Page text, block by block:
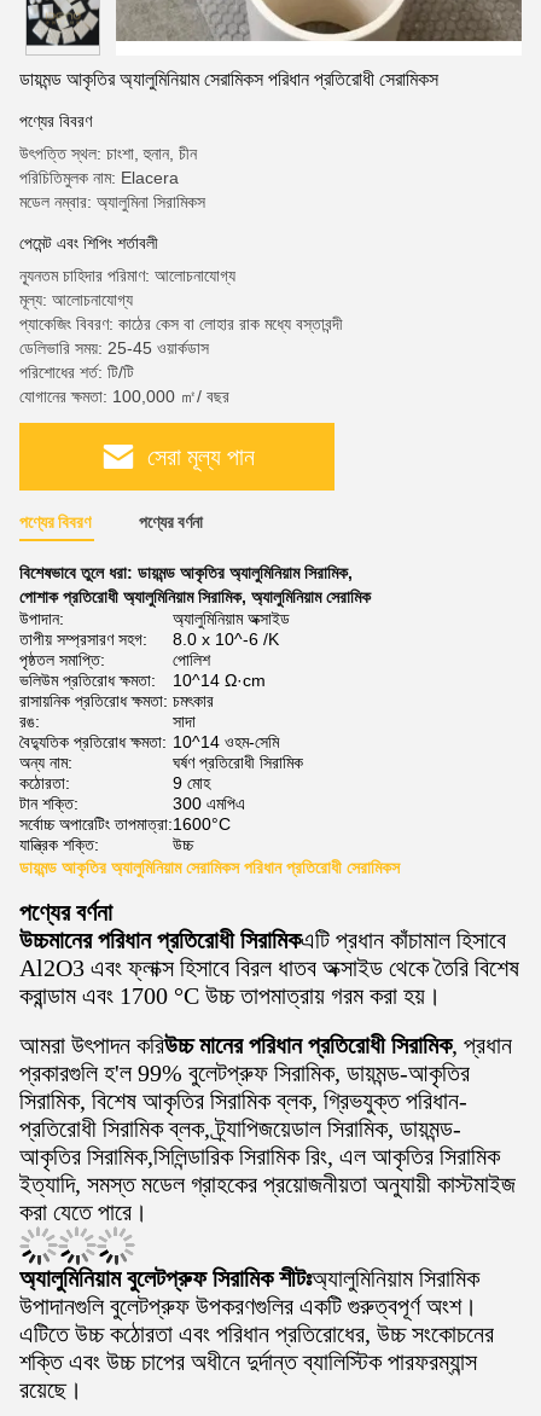
ডায়মন্ড আকৃতির অ্যালুমিনিয়াম সেরামিকস পরিধান প্রতিরোধী সেরামিকস
পণ্যের বিবরণ
উৎপত্তি স্থল: চাংশা, হুনান, চীন
পরিচিতিমুলক নাম: Elacera
মডেল নম্বার: অ্যালুমিনা সিরামিকস
পেমেন্ট এবং শিপিং শর্তাবলী
ন্যূনতম চাহিদার পরিমাণ: আলোচনাযোগ্য
মূল্য: আলোচনাযোগ্য
প্যাকেজিং বিবরণ: কাঠের কেস বা লোহার রাক মধ্যে বস্তাবন্দী
ডেলিভারি সময়: 25-45 ওয়ার্কডাস
পরিশোধের শর্ত: টি/টি
যোগানের ক্ষমতা: 100,000 ㎡/ বছর
সেরা মূল্য পান
পণ্যের বিবরণ পণ্যের বর্ণনা
বিশেষভাবে তুলে ধরা: ডায়মন্ড আকৃতির অ্যালুমিনিয়াম সিরামিক,
পোশাক প্রতিরোধী অ্যালুমিনিয়াম সিরামিক, অ্যালুমিনিয়াম সেরামিক
উপাদান:
অ্যালুমিনিয়াম অক্সাইড
তাপীয় সম্প্রসারণ সহগ:
8.0 x 10^-6 /K
পৃষ্ঠতল সমাপ্তি:
পোলিশ
ভলিউম প্রতিরোধ ক্ষমতা:
10^14 Ω·cm
রাসায়নিক প্রতিরোধ ক্ষমতা: চমৎকার
রঙ:
সাদা
বৈদ্যুতিক প্রতিরোধ ক্ষমতা: 10^14 ওহম-সেমি
অন্য নাম:
ঘর্ষণ প্রতিরোধী সিরামিক
কঠোরতা:
9 মোহ
টান শক্তি:
300 এমপিএ
সর্বোচ্চ অপারেটিং তাপমাত্রা:1600°C
যান্ত্রিক শক্তি:
উচ্চ
ডায়মন্ড আকৃতির অ্যালুমিনিয়াম সেরামিকস পরিধান প্রতিরোধী সেরামিকস
পণ্যের বর্ণনা
উচ্চমানের পরিধান প্রতিরোধী সিরামিকএটি প্রধান কাঁচামাল হিসাবে
Al2O3 এবং ফ্লাক্স হিসাবে বিরল ধাতব অক্সাইড থেকে তৈরি বিশেষ
করান্ডাম এবং 1700 °C উচ্চ তাপমাত্রায় গরম করা হয়।
আমরা উৎপাদন করিউচ্চ মানের পরিধান প্রতিরোধী সিরামিক, প্রধান
প্রকারগুলি হ'ল 99% বুলেটপ্রুফ সিরামিক, ডায়মন্ড-আকৃতির
সিরামিক, বিশেষ আকৃতির সিরামিক ব্লক, গ্রিভযুক্ত পরিধান-
প্রতিরোধী সিরামিক ব্লক, ট্র্যাপিজয়েডাল সিরামিক, ডায়মন্ড-
আকৃতির সিরামিক,সিলিন্ডারিক সিরামিক রিং, এল আকৃতির সিরামিক
ইত্যাদি, সমস্ত মডেল গ্রাহকের প্রয়োজনীয়তা অনুযায়ী কাস্টমাইজ
করা যেতে পারে।
অ্যালুমিনিয়াম বুলেটপ্রুফ সিরামিক শীটঃঅ্যালুমিনিয়াম সিরামিক
উপাদানগুলি বুলেটপ্রুফ উপকরণগুলির একটি গুরুত্বপূর্ণ অংশ।
এটিতে উচ্চ কঠোরতা এবং পরিধান প্রতিরোধের, উচ্চ সংকোচনের
শক্তি এবং উচ্চ চাপের অধীনে দুর্দান্ত ব্যালিস্টিক পারফরম্যান্স
রয়েছে।